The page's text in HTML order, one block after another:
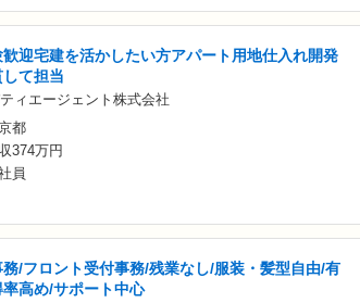
迎宅建を活かしたい方アパート用地仕入れ開発
て担当
ィエージェント株式会社
都
374万円
員
/フロント受付事務/残業なし/服装・髪型自由/有
高め/サポート中心